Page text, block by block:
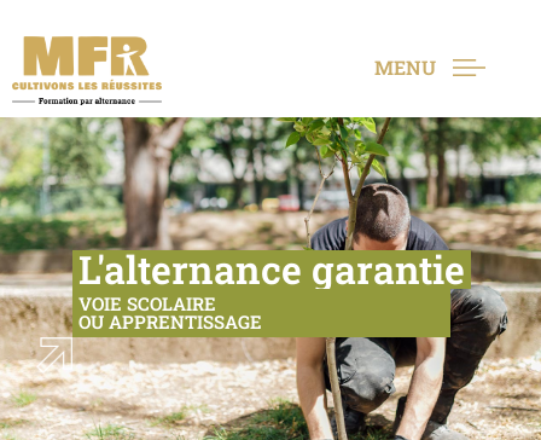
MENU
L'alternance garantie
VOIE SCOLAIRE
OU APPRENTISSAGE